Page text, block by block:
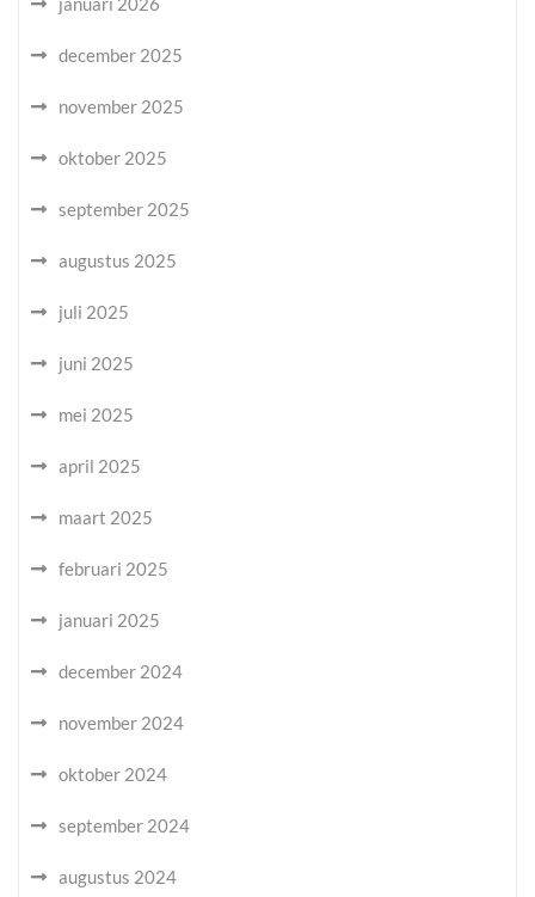
december 2025
november 2025
oktober 2025
september 2025
augustus 2025
juli 2025
juni 2025
mei 2025
april 2025
maart 2025
februari 2025
januari 2025
december 2024
november 2024
oktober 2024
september 2024
augustus 2024